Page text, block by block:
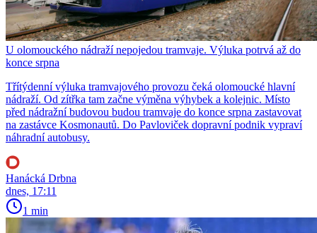
U olomouckého nádraží nepojedou tramvaje. Výluka potrvá až do
konce srpna
Třítýdenní výluka tramvajového provozu čeká olomoucké hlavní
nádraží. Od zítřka tam začne výměna výhybek a kolejnic. Místo
před nádražní budovou budou tramvaje do konce srpna zastavovat
na zastávce Kosmonautů. Do Pavloviček dopravní podnik vypraví
náhradní autobusy.
Hanácká Drbna
dnes, 17:11
1 min